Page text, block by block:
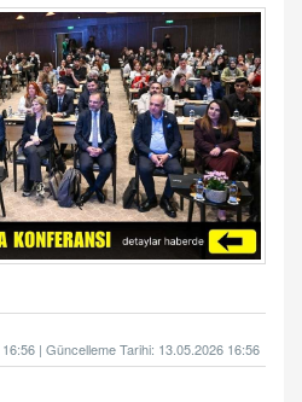
| Güncelleme Tarihi: 13.05.2026 16:56